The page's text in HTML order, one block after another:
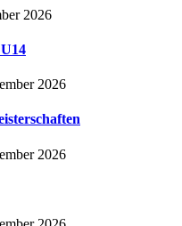
2026
2026
2026